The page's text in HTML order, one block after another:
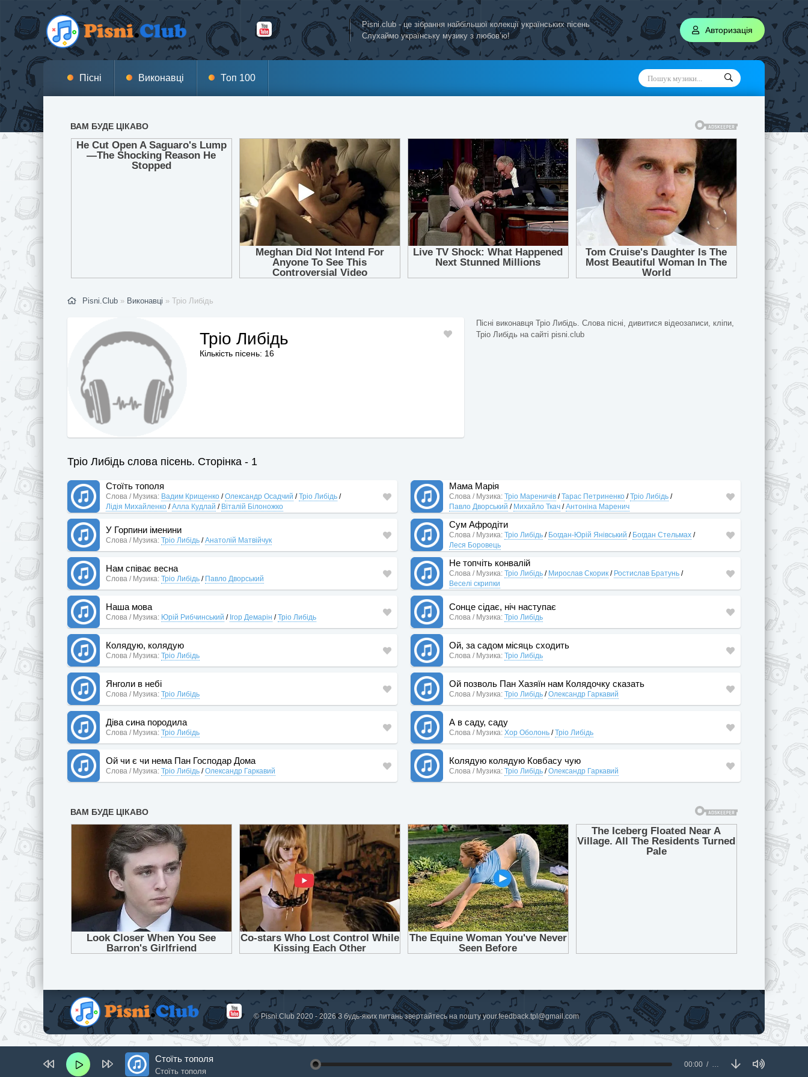
Pisni.club - це зібрання найбільшої колекції українських пісень
Слухаймо українську музику з любов’ю!
Авторизація
Пісні Виконавці Топ 100
Pisni.Club » Виконавці » Тріо Либідь
Тріо Либідь
Кількість пісень: 16
Пісні виконавця Тріо Либідь. Слова пісні, дивитися відеозаписи, кліпи,
Тріо Либідь на сайті pisni.club
Тріо Либідь слова пісень. Сторінка - 1
Стоїть тополя
Слова / Музика: Вадим Крищенко /Олександр Осадчий /Тріо Либідь /
Лідія Михайленко /Алла Кудлай / Віталій Білоножко
Мама Марія
Слова / Музика: Тріо Мареничів /Тарас Петриненко /Тріо Либідь /
Павло Дворський / Михайло Ткач /Антоніна Маренич
У Горпини іменини
Слова / Музика: Тріо Либідь /Анатолій Матвійчук
Сум Афродіти
Слова / Музика: Тріо Либідь / Богдан-Юрій Янівський / Богдан Стельмах /
Леся Боровець
Нам співає весна
Слова / Музика: Тріо Либідь / Павло Дворський
Не топчіть конвалій
Слова / Музика: Тріо Либідь / Мирослав Скорик / Ростислав Братунь /
Веселі скрипки
Наша мова
Слова / Музика: Юрій Рибчинський / Ігор Демарін /Тріо Либідь
Сонце сідає, ніч наступає
Слова / Музика: Тріо Либідь
Колядую, колядую
Слова / Музика: Тріо Либідь
Ой, за садом місяць сходить
Слова / Музика: Тріо Либідь
Янголи в небі
Слова / Музика: Тріо Либідь
Ой позволь Пан Хазяїн нам Колядочку сказать
Слова / Музика: Тріо Либідь /Олександр Гаркавий
Діва сина породила
Слова / Музика: Тріо Либідь
А в саду, саду
Слова / Музика: Хор Оболонь /Тріо Либідь
Ой чи є чи нема Пан Господар Дома
Слова / Музика: Тріо Либідь /Олександр Гаркавий
Колядую колядую Ковбасу чую
Слова / Музика: Тріо Либідь /Олександр Гаркавий
© Pisni.Club 2020 - 2026 З будь-яких питань звертайтесь на поштуyour.feedback.tpl@gmail.com
Стоїть тополя
Стоїть тополя
00:00 …